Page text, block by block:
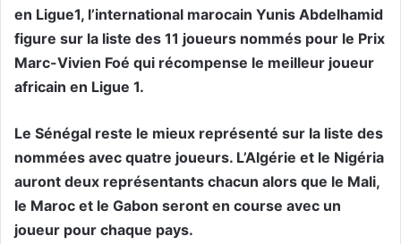
en Ligue1, l’international marocain Yunis Abdelhamid
figure sur la liste des 11 joueurs nommés pour le Prix
Marc-Vivien Foé qui récompense le meilleur joueur
africain en Ligue 1.
Le Sénégal reste le mieux représenté sur la liste des
nommées avec quatre joueurs. L’Algérie et le Nigéria
auront deux représentants chacun alors que le Mali,
le Maroc et le Gabon seront en course avec un
joueur pour chaque pays.